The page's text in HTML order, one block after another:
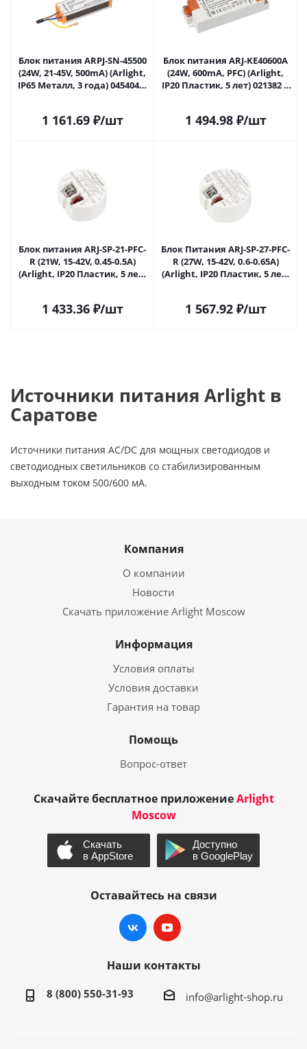
Блок питания ARPJ-SN-45500
(24W, 21-45V, 500mA) (Arlight,
IP65 Металл, 3 года) 045404 в
1 161.69₽/шт
Блок питания ARJ-KE40600A
(24W, 600mA, PFC) (Arlight,
IP20 Пластик, 5 лет) 021382 в
1 494.98₽/шт
Блок питания ARJ-SP-21-PFC-
R (21W, 15-42V, 0.45-0.5A)
(Arlight, IP20 Пластик, 5 лет)
1 433.36₽/шт
Блок Питания ARJ-SP-27-PFC-
R (27W, 15-42V, 0.6-0.65A)
(Arlight, IP20 Пластик, 5 лет)
1 567.92₽/шт
Источники питания Arlight в
Саратове
Источники питания AC/DC для мощных светодиодов и
светодиодных светильников со стабилизированным
выходным током 500/600 мА.
Компания
О компании
Новости
Скачать приложение Arlight Moscow
Информация
Условия оплаты
Условия доставки
Гарантия на товар
Помощь
Вопрос-ответ
Скачайте бесплатное приложениеArlight
Moscow
Оставайтесь на связи
Наши контакты
8 (800) 550-31-93 info@arlight-shop.ru